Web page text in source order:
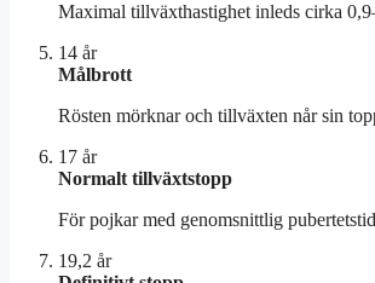
Maximal tillväxthastighet inleds cirka
14 år
Målbrott
Rösten mörknar och tillväxten når sin
17 år
Normalt tillväxtstopp
För pojkar med genomsnittlig
19,2 år